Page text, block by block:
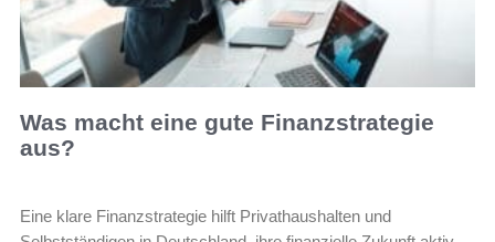
Was macht eine gute Finanzstrategie
aus?
Eine klare Finanzstrategie hilft Privathaushalten und